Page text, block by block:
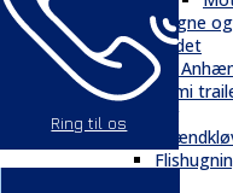
Ring til os
Vogne
Andet
Trailere /
Semi
Skovbrug